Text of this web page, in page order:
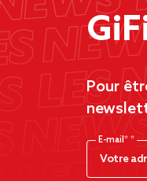
Pour
E-mail*